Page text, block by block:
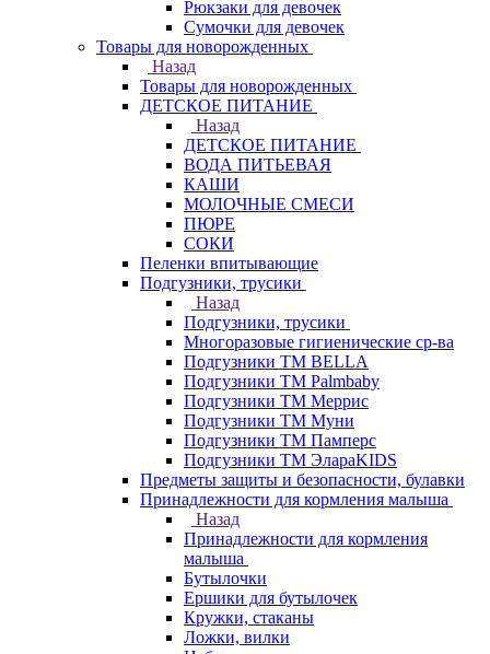
Рюкзаки для девочек
Сумочки для девочек
Товары для новорожденных
Назад
Товары для новорожденных
ДЕТСКОЕ ПИТАНИЕ
Назад
ДЕТСКОЕ ПИТАНИЕ
ВОДА ПИТЬЕВАЯ
КАШИ
МОЛОЧНЫЕ СМЕСИ
ПЮРЕ
СОКИ
Пеленки впитывающие
Подгузники, трусики
Назад
Подгузники, трусики
Многоразовые гигиенические ср-ва
Подгузники ТМ BELLA
Подгузники ТМ Palmbaby
Подгузники ТМ Меррис
Подгузники ТМ Муни
Подгузники ТМ Памперс
Подгузники ТМ ЭлараKIDS
Предметы защиты и безопасности, булавки
Принадлежности для кормления малыша
Назад
Принадлежности для кормления
малыша
Бутылочки
Ершики для бутылочек
Кружки, стаканы
Ложки, вилки